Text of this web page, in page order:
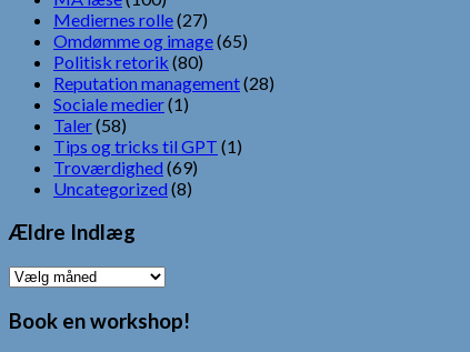
Mediernes rolle(27)
Omdømme og image(65)
Politisk retorik (80)
Reputation management(28)
Sociale medier(1)
Taler(58)
Tips og tricks til GPT (1)
Troværdighed (69)
Uncategorized (8)
Ældre Indlæg
Ældre
Book en workshop!